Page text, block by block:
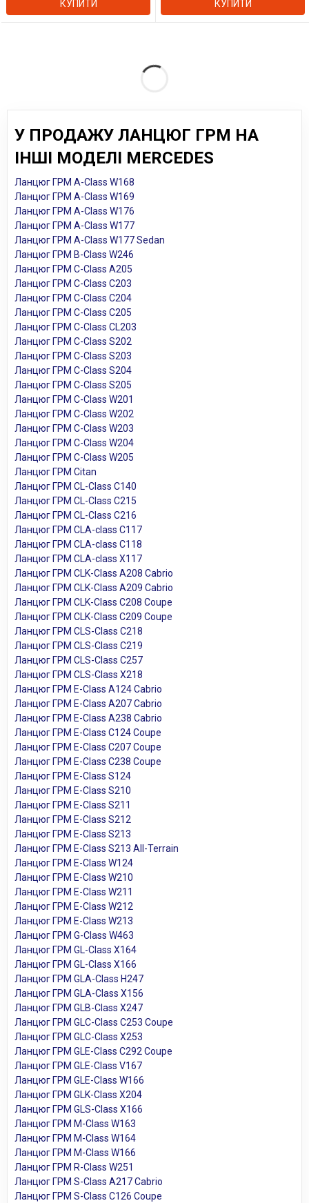
КУПИТИ КУПИТИ
У ПРОДАЖУ ЛАНЦЮГ ГРМ НА
ІНШІ МОДЕЛІ MERCEDES
Ланцюг ГРМ A-Class W168
Ланцюг ГРМ A-Class W169
Ланцюг ГРМ A-Class W176
Ланцюг ГРМ A-Class W177
Ланцюг ГРМ A-Class W177 Sedan
Ланцюг ГРМ B-Class W246
Ланцюг ГРМ C-Class A205
Ланцюг ГРМ C-Class C203
Ланцюг ГРМ C-Class C204
Ланцюг ГРМ C-Class C205
Ланцюг ГРМ C-Class CL203
Ланцюг ГРМ C-Class S202
Ланцюг ГРМ C-Class S203
Ланцюг ГРМ C-Class S204
Ланцюг ГРМ C-Class S205
Ланцюг ГРМ C-Class W201
Ланцюг ГРМ C-Class W202
Ланцюг ГРМ C-Class W203
Ланцюг ГРМ C-Class W204
Ланцюг ГРМ C-Class W205
Ланцюг ГРМ Citan
Ланцюг ГРМ CL-Class C140
Ланцюг ГРМ CL-Class C215
Ланцюг ГРМ CL-Class C216
Ланцюг ГРМ CLA-class C117
Ланцюг ГРМ CLA-class C118
Ланцюг ГРМ CLA-class X117
Ланцюг ГРМ CLK-Class A208 Cabrio
Ланцюг ГРМ CLK-Class A209 Cabrio
Ланцюг ГРМ CLK-Class C208 Coupe
Ланцюг ГРМ CLK-Class C209 Coupe
Ланцюг ГРМ CLS-Class C218
Ланцюг ГРМ CLS-Class C219
Ланцюг ГРМ CLS-Class C257
Ланцюг ГРМ CLS-Class X218
Ланцюг ГРМ E-Class A124 Cabrio
Ланцюг ГРМ E-Class A207 Cabrio
Ланцюг ГРМ E-Class A238 Cabrio
Ланцюг ГРМ E-Class C124 Coupe
Ланцюг ГРМ E-Class C207 Coupe
Ланцюг ГРМ E-Class C238 Coupe
Ланцюг ГРМ E-Class S124
Ланцюг ГРМ E-Class S210
Ланцюг ГРМ E-Class S211
Ланцюг ГРМ E-Class S212
Ланцюг ГРМ E-Class S213
Ланцюг ГРМ E-Class S213 All-Terrain
Ланцюг ГРМ E-Class W124
Ланцюг ГРМ E-Class W210
Ланцюг ГРМ E-Class W211
Ланцюг ГРМ E-Class W212
Ланцюг ГРМ E-Class W213
Ланцюг ГРМ G-Class W463
Ланцюг ГРМ GL-Class X164
Ланцюг ГРМ GL-Class X166
Ланцюг ГРМ GLA-Class H247
Ланцюг ГРМ GLA-Class X156
Ланцюг ГРМ GLB-Class X247
Ланцюг ГРМ GLC-Class C253 Coupe
Ланцюг ГРМ GLC-Class X253
Ланцюг ГРМ GLE-Class C292 Coupe
Ланцюг ГРМ GLE-Class V167
Ланцюг ГРМ GLE-Class W166
Ланцюг ГРМ GLK-Class X204
Ланцюг ГРМ GLS-Class X166
Ланцюг ГРМ M-Class W163
Ланцюг ГРМ M-Class W164
Ланцюг ГРМ M-Class W166
Ланцюг ГРМ R-Class W251
Ланцюг ГРМ S-Class A217 Cabrio
Ланцюг ГРМ S-Class C126 Coupe